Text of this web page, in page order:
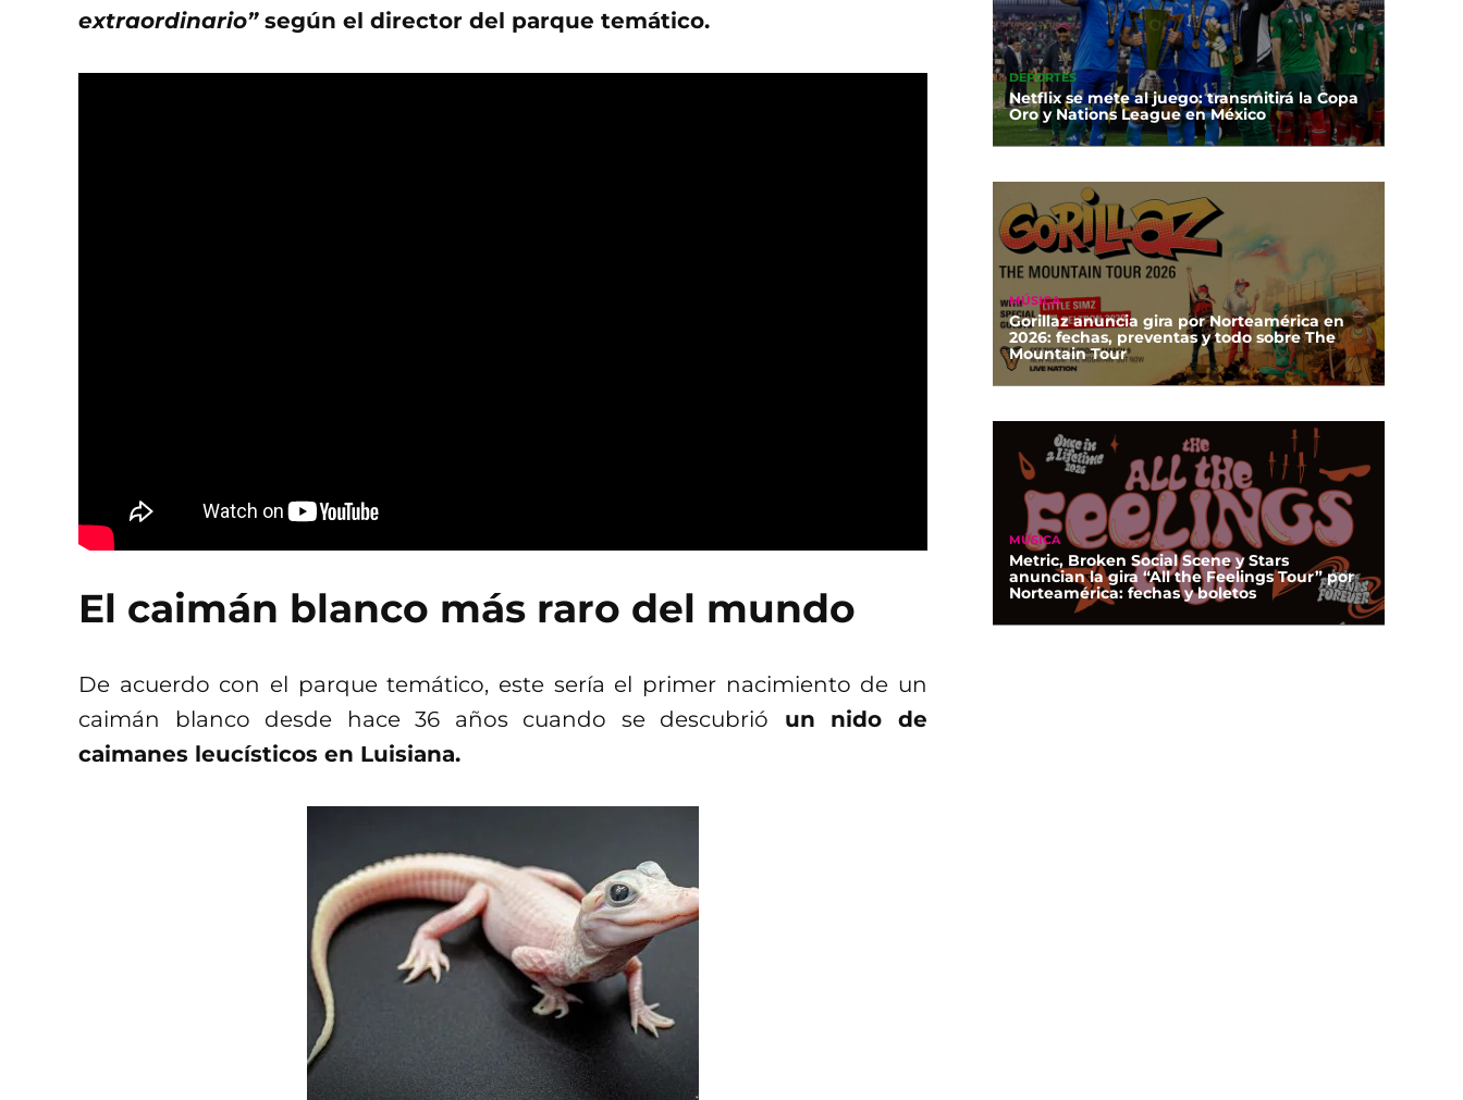
extraordinario” según el director del parque temático.
El caimán blanco más raro del mundo
De acuerdo con el parque temático, este sería el primer nacimiento de un
caimán blanco desde hace 36 años cuando se descubrió un nido de
caimanes leucísticos en Luisiana.
DEPORTES
Netflix se mete al juego: transmitirá la Copa
Oro y Nations League en México
MÚSICA
Gorillaz anuncia gira por Norteamérica en
2026: fechas, preventas y todo sobre The
Mountain Tour
MÚSICA
Metric, Broken Social Scene y Stars
anuncian la gira “All the Feelings Tour” por
Norteamérica: fechas y boletos